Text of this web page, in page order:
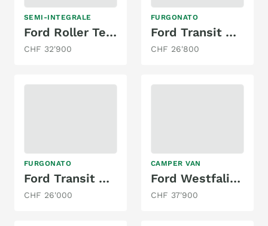
SEMI-INTEGRALE
Ford Roller Team Autoroller
CHF 32'900
FURGONATO
Ford Transit Custom Transit
CHF 26'800
FURGONATO
Ford Transit Custom Sport
CHF 26'000
CAMPER VAN
Ford Westfalia Nugget Aufstelldach
CHF 37'900